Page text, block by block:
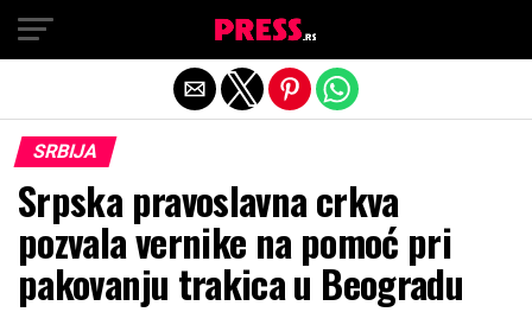
SRBIJA
Srpska pravoslavna crkva
pozvala vernike na pomoć pri
pakovanju trakica u Beogradu
Exit mobile version